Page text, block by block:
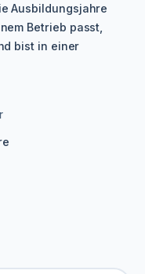
Ausbildungsjahre
Betrieb passt,
bist in einer